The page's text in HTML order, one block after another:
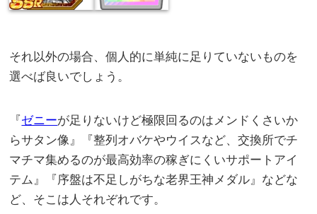
それ以外の場合、個人的に単純に足りていないものを
選べば良いでしょう。
『ゼニーが足りないけど極限回るのはメンドくさいか
らサタン像』『整列オバケやウイスなど、交換所でチ
マチマ集めるのが最高効率の稼ぎにくいサポートアイ
テム』『序盤は不足しがちな老界王神メダル』などな
ど、そこは人それぞれです。